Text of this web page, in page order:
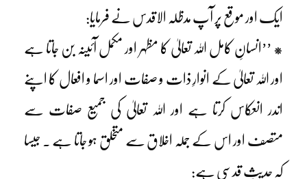
ایک اور موقع پر آپ مدظلہ الاقدس نے فرمایا:
* ’’انسانِ کامل اللہ تعالیٰ کا مظہر اور مکمل آئینہ بن جاتا ہے
اور اللہ تعالیٰ کے انوارِ ذات و صفات اور اسما و افعال کا اپنے
اندر انعکاس کرتا ہے اور اللہ تعالیٰ کی جمیع صفات سے
متصف اور اس کے جملہ اخلاق سے متخلق ہو جاتا ہے ۔ جیسا
کہ حدیثِ قدسی ہے: